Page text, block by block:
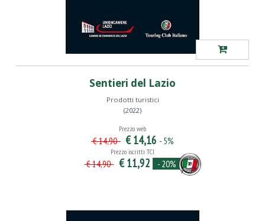
Sentieri del Lazio
Prodotti turistici
(2022)
Prezzo web
€ 14,90 € 14,16 - 5%
Prezzo iscritti TCI
€ 14,90 € 11,92 - 20%